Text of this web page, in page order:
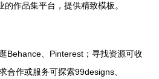
的作品集平台，提供精致模板。
Behance、Pinterest；寻找资源可收
合作或服务可探索99designs、